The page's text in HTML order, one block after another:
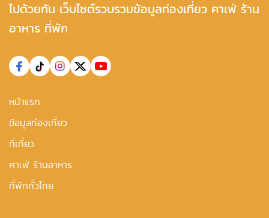
ไปด้วยกัน เว็บไซต์รวบรวมข้อมูลท่องเที่ยว คาเฟ่ ร้าน
อาหาร ที่พัก
หน้าแรก
ข้อมูลท่องเที่ยว
ที่เที่ยว
คาเฟ่ ร้านอาหาร
ที่พักทั่วไทย